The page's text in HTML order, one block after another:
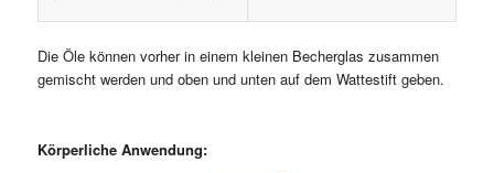
Die Öle können vorher in einem kleinen Becherglas zusammen
gemischt werden und oben und unten auf dem Wattestift geben.
Körperliche Anwendung: